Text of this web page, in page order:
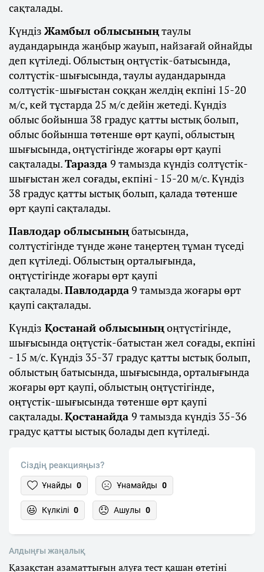
сақталады.
Күндіз Жамбыл облысыныңтаулы
аудандарында жаңбыр жауып, найзағай ойнайды
деп күтіледі. Облыстың оңтүстік-батысында,
солтүстік-шығысында, таулы аудандарында
солтүстік-шығыстан соққан желдің екпіні 15-20
м/с, кей тұстарда 25 м/с дейін жетеді. Күндіз
облыс бойынша 38 градус қатты ыстық болып,
облыс бойынша төтенше өрт қаупі, облыстың
шығысында, оңтүстігінде жоғары өрт қаупі
сақталады.Таразда 9 тамызда күндіз солтүстік-
шығыстан жел соғады, екпіні - 15-20 м/с. Күндіз
38 градус қатты ыстық болып, қалада төтенше
өрт қаупі сақталады.
Павлодар облысыныңбатысында,
солтүстігінде түнде және таңертең тұман түседі
деп күтіледі. Облыстың орталығында,
оңтүстігінде жоғары өрт қаупі
сақталады.Павлодарда9 тамызда жоғары өрт
қаупі сақталады.
Күндіз Қостанай облысыныңоңтүстігінде,
шығысында оңтүстік-батыстан жел соғады, екпіні
- 15 м/с. Күндіз 35-37 градус қатты ыстық болып,
облыстың батысында, шығысында, орталығында
жоғары өрт қаупі, облыстың оңтүстігінде,
оңтүстік-шығысында төтенше өрт қаупі
сақталады.Қостанайда 9 тамызда күндіз 35-36
градус қатты ыстық болады деп күтіледі.
Сіздің реакцияңыз?
Ұнайды 0 Ұнамайды 0
Күлкілі 0 Ашулы 0
Алдыңғы жаңалық
Қазақстан азаматтығын алуға тест қашан өтетіні